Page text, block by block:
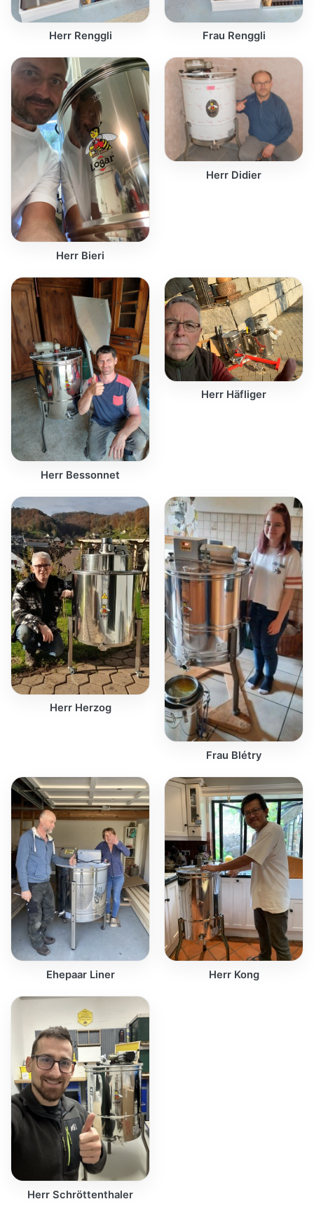
Herr Renggli Frau Renggli
Herr Bieri
Herr Didier
Herr Bessonnet
Herr Häfliger
Herr Herzog
Frau Blétry
Ehepaar Liner Herr Kong
Herr Schröttenthaler